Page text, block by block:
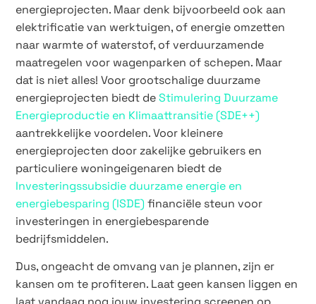
energieprojecten. Maar denk bijvoorbeeld ook aan
elektrificatie van werktuigen, of energie omzetten
naar warmte of waterstof, of verduurzamende
maatregelen voor wagenparken of schepen. Maar
dat is niet alles! Voor grootschalige duurzame
energieprojecten biedt deStimulering Duurzame
Energieproductie en Klimaattransitie (SDE++)
aantrekkelijke voordelen. Voor kleinere
energieprojecten door zakelijke gebruikers en
particuliere woningeigenaren biedt de
Investeringssubsidie duurzame energie en
energiebesparing (ISDE) financiële steun voor
investeringen in energiebesparende
bedrijfsmiddelen.
Dus, ongeacht de omvang van je plannen, zijn er
kansen om te profiteren. Laat geen kansen liggen en